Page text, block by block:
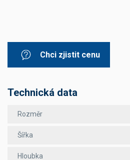
Chci zjistit cenu
Technická data
Rozměr
Šířka
Hloubka